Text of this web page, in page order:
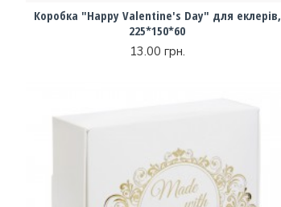
Коробка "Happy Valentine's Day" для еклерів,
225*150*60
13.00 грн.